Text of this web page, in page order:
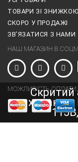
Скритий
прихованою
ТОВАРИ ЗІ ЗНИЖКОЮ
СКОРО У ПРОДАЖІ
ЗВ’ЯЗАТИСЯ З НАМИ
НАШ МАГАЗИН В
МОЖЛИВІСТЬ ОПЛАТИ